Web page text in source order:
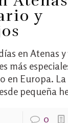
y
en Atenas
más
en Europa. La
pequeña
0